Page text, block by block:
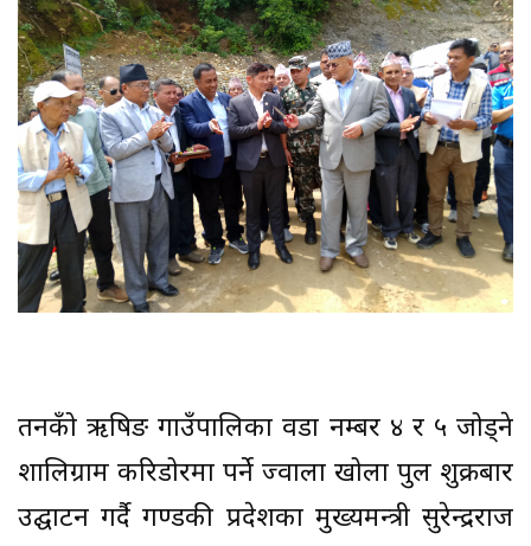
तनहुँको ऋषिङ गाउँपालिका वडा नम्बर ४ र ५ जोड्ने
शालिग्राम करिडोरमा पर्ने ज्वाला खोला पुल शुक्रबार
उद्घाटन गर्दै गण्डकी प्रदेशका मुख्यमन्त्री सुरेन्द्रराज